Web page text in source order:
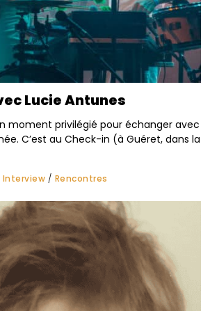
Lucie Antunes
moment privilégié pour échanger avec
C’est au Check-in (à Guéret, dans la
Interview / Rencontres